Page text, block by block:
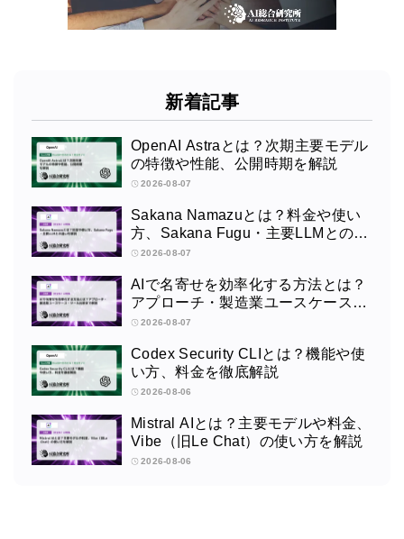
新着記事
OpenAI Astraとは？次期主要モデル
の特徴や性能、公開時期を解説
2026-08-07
Sakana Namazuとは？料金や使い
方、Sakana Fugu・主要LLMとの違
いを解説
2026-08-07
AIで名寄せを効率化する方法とは？
アプローチ・製造業ユースケース・
ツール比較まで解説
2026-08-07
Codex Security CLIとは？機能や使
い方、料金を徹底解説
2026-08-06
Mistral AIとは？主要モデルや料金、
Vibe（旧Le Chat）の使い方を解説
2026-08-06